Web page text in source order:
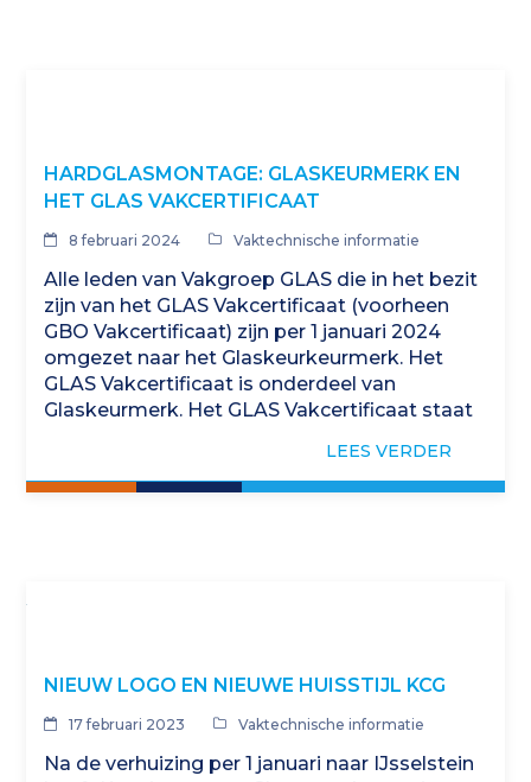
HARDGLASMONTAGE: GLASKEURMERK EN
HET GLAS VAKCERTIFICAAT
8 februari 2024 Vaktechnische informatie
Alle leden van Vakgroep GLAS die in het bezit
zijn van het GLAS Vakcertificaat (voorheen
GBO Vakcertificaat) zijn per 1 januari 2024
omgezet naar het Glaskeurkeurmerk. Het
GLAS Vakcertificaat is onderdeel van
Glaskeurmerk. Het GLAS Vakcertificaat staat
LEES VERDER
NIEUW LOGO EN NIEUWE HUISSTIJL KCG
17 februari 2023 Vaktechnische informatie
Na de verhuizing per 1 januari naar IJsselstein